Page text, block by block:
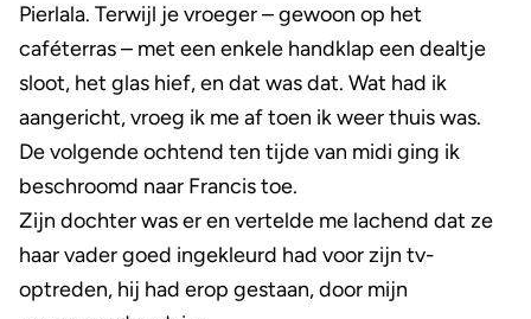
Pierlala. Terwijl je vroeger – gewoon op het
caféterras – met een enkele handklap een dealtje
sloot, het glas hief, en dat was dat. Wat had ik
aangericht, vroeg ik me af toen ik weer thuis was.
De volgende ochtend ten tijde van midi ging ik
beschroomd naar Francis toe.
Zijn dochter was er en vertelde me lachend dat ze
haar vader goed ingekleurd had voor zijn tv-
optreden, hij had erop gestaan, door mijn